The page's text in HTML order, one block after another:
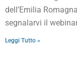
dell’Emilia
segnalarvi il
Leggi Tutto »